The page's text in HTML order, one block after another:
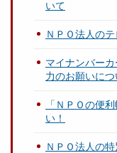
いて
ＮＰＯ法人の
マイナンバー
力のお願いにつ
「ＮＰＯの便
い！
ＮＰＯ法人の